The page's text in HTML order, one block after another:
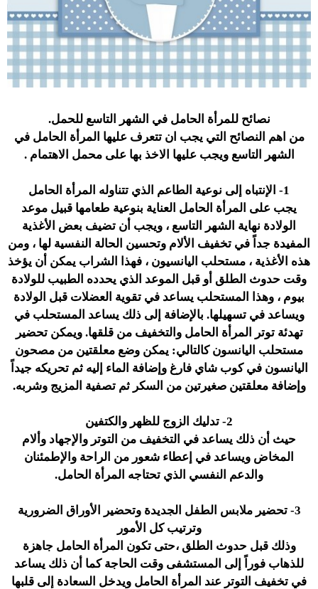
نصائح للمرأة الحامل في الشهر التاسع للحمل.
من اهم النصائح التي يجب ان تتعرف عليها المرأة الحامل في
الشهر التاسع ويجب عليها الاخذ بها على محمل الاهتمام .
1- الإنتباه إلى نوعية الطاعم الذي تتناوله المرأة الحامل
يجب على المرأة الحامل العناية بنوعية طعامها قبيل موعد
الولادة نهاية الشهر التاسع ، ويجب أن تضيف بعض الأغذية
المفيدة جداً في تخفيف الألام وتحسين الحالة النفسية لها ، ومن
هذه الأغذية ، مستحلب اليانسيون ، فهذا الشراب يمكن أن يؤخذ
وقت حدوث الطلق أو قبل الموعد الذي يحدده الطبيب للولادة
بيوم ، وهذا المستحلب يساعد في تقوية العضلات قبل الولادة
ويساعد في تسهيلها. بالإضافة إلى ذلك يساعد المستحلب في
تهدئة توتر المرأة الحامل والتخفيف من قلقها. ويمكن تحضير
مستحلب اليانسون كالتالي: يمكن وضع معلقتين من مصحون
اليانسون في كوب شاي فارغ وإضافة الماء إليه ثم تحريكه جيداً
وإضافة معلقتين صغيرتين من السكر ثم تصفية المزيج وشربه.
2- تدليك الزوج للظهر والكتفين
حيث أن ذلك يساعد في التخفيف من التوتر والإجهاد وألام
المخاض ويساعد في إعطاء شعور من الراحة والإطمئنان
والدعم النفسي الذي تحتاجه المرأة الحامل.
3- تحضير ملابس الطفل الجديدة وتحضير الأوراق الضرورية
وترتيب كل الأمور
وذلك قبل حدوث الطلق ،حتى تكون المرأة الحامل جاهزة
للذهاب فوراً إلى المستشفى وقت الحاجة كما أن ذلك يساعد
في تخفيف التوتر عند المرأة الحامل ويدخل السعادة إلى قلبها